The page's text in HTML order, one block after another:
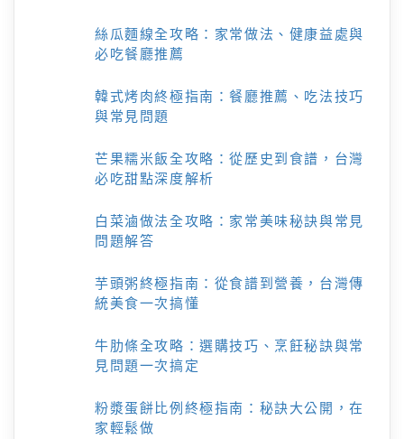
絲瓜麵線全攻略：家常做法、健康益處與
必吃餐廳推薦
韓式烤肉終極指南：餐廳推薦、吃法技巧
與常見問題
芒果糯米飯全攻略：從歷史到食譜，台灣
必吃甜點深度解析
白菜滷做法全攻略：家常美味秘訣與常見
問題解答
芋頭粥終極指南：從食譜到營養，台灣傳
統美食一次搞懂
牛肋條全攻略：選購技巧、烹飪秘訣與常
見問題一次搞定
粉漿蛋餅比例終極指南：秘訣大公開，在
家輕鬆做